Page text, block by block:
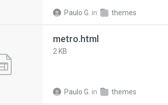
Paulo G. in themes
metro.html
2 KB
Paulo G. in themes